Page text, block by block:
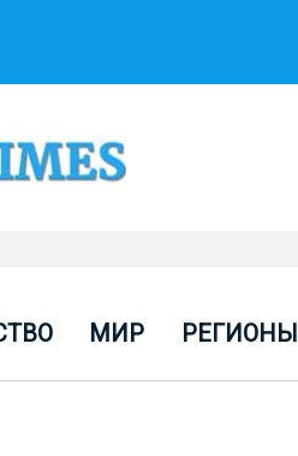
МИР РЕГИОНЫ